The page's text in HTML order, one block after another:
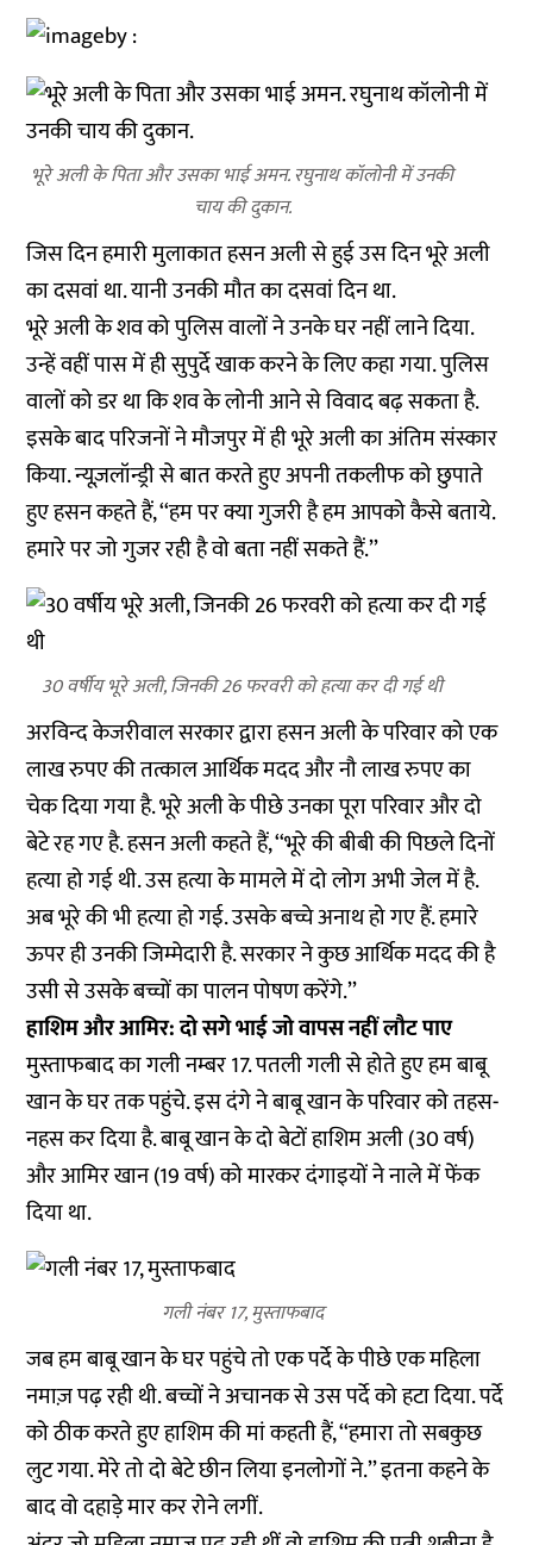
भूरे अली के पिता और उसका भाई अमन. रघुनाथ कॉलोनी में उनकी
चाय की दुकान.
जिस दिन हमारी मुलाकात हसन अली से हुई उस दिन भूरे अली
का दसवां था. यानी उनकी मौत का दसवां दिन था.
भूरे अली के शव को पुलिस वालों ने उनके घर नहीं लाने दिया.
उन्हें वहीं पास में ही सुपुर्दे खाक करने के लिए कहा गया. पुलिस
वालों को डर था कि शव के लोनी आने से विवाद बढ़ सकता है.
इसके बाद परिजनों ने मौजपुर में ही भूरे अली का अंतिम संस्कार
किया. न्यूज़लॉन्ड्री से बात करते हुए अपनी तकलीफ को छुपाते
हुए हसन कहते हैं, ‘‘हम पर क्या गुजरी है हम आपको कैसे बताये.
हमारे पर जो गुजर रही है वो बता नहीं सकते हैं.’’
30 वर्षीय भूरे अली, जिनकी 26 फरवरी को हत्या कर दी गई थी
अरविन्द केजरीवाल सरकार द्वारा हसन अली के परिवार को एक
लाख रुपए की तत्काल आर्थिक मदद और नौ लाख रुपए का
चेक दिया गया है. भूरे अली के पीछे उनका पूरा परिवार और दो
बेटे रह गए है. हसन अली कहते हैं, ‘‘भूरे की बीबी की पिछले दिनों
हत्या हो गई थी. उस हत्या के मामले में दो लोग अभी जेल में है.
अब भूरे की भी हत्या हो गई. उसके बच्चे अनाथ हो गए हैं. हमारे
ऊपर ही उनकी जिम्मेदारी है. सरकार ने कुछ आर्थिक मदद की है
उसी से उसके बच्चों का पालन पोषण करेंगे.’’
हाशिम और आमिर: दो सगे भाई जो वापस नहीं लौट पाए
मुस्ताफबाद का गली नम्बर 17. पतली गली से होते हुए हम बाबू
खान के घर तक पहुंचे. इस दंगे ने बाबू खान के परिवार को तहस-
नहस कर दिया है. बाबू खान के दो बेटों हाशिम अली (30 वर्ष)
और आमिर खान (19 वर्ष) को मारकर दंगाइयों ने नाले में फेंक
दिया था.
गली नंबर 17, मुस्ताफबाद
जब हम बाबू खान के घर पहुंचे तो एक पर्दे के पीछे एक महिला
नमाज़ पढ़ रही थी. बच्चों ने अचानक से उस पर्दे को हटा दिया. पर्दे
को ठीक करते हुए हाशिम की मां कहती हैं, ‘‘हमारा तो सबकुछ
लुट गया. मेरे तो दो बेटे छीन लिया इनलोगों ने.’’ इतना कहने के
बाद वो दहाड़े मार कर रोने लगीं.